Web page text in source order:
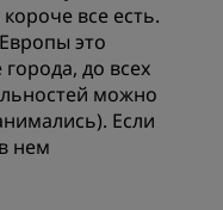
все есть.
это
до всех
можно
Если
нем